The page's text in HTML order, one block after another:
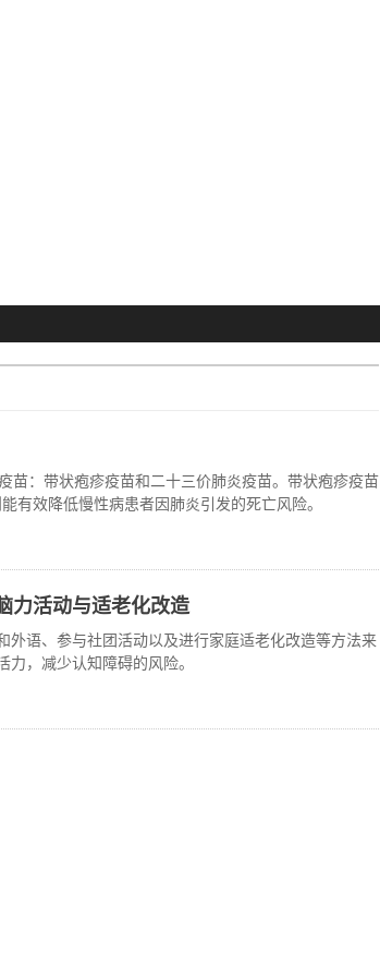
苗：带状疱疹疫苗和二十三价肺炎疫苗。带状疱疹疫苗
有效降低慢性病患者因肺炎引发的死亡风险。
力活动与适老化改造
语、参与社团活动以及进行家庭适老化改造等方法来
，减少认知障碍的风险。